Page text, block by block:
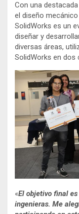
Con una
el diseño
SolidWorks es un
diseñar y
diversas áreas,
SolidWorks en dos
«El objetivo final
ingenieras. Me